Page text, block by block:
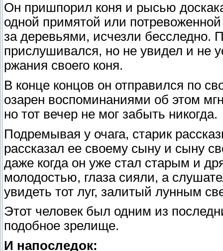
Он пришпорил коня и рысью
одной примятой или
за деревьями, исчезли бесследно.
прислушивался, но не увидел и не
ржания своего коня.
В конце концов он отправился по
озарен воспоминаниями об этом
но тот вечер не мог забыть никогда.
Подремывая у очага, старик
рассказал ее своему сыну и сыну
даже когда он уже стал старым и
молодостью, глаза сияли, а
увидеть тот луг, залитый лунным
Этот человек был одним из
подобное зрелище.
И напоследок: